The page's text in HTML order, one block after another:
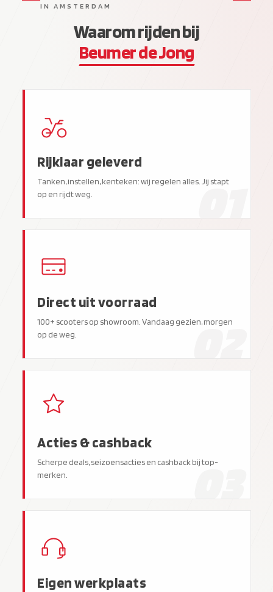
IN AMSTERDAM
Waarom rijden bij
Beumer de Jong
Rijklaar geleverd
Tanken, instellen, kenteken: wij regelen alles. Jij stapt
op en rijdt weg.
01
Direct uit voorraad
100+ scooters op showroom. Vandaag gezien, morgen
op de weg.
02
Acties & cashback
Scherpe deals, seizoensacties en cashback bij top-
merken.
03
Eigen werkplaats